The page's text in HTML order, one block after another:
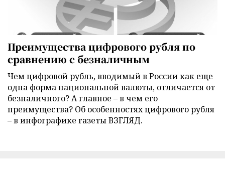
Преимущества цифрового рубля по
сравнению с безналичным
Чем цифровой рубль, вводимый в России как еще
одна форма национальной валюты, отличается от
безналичного? А главное – в чем его
преимущества? Об особенностях цифрового рубля
– в инфографике газеты ВЗГЛЯД.